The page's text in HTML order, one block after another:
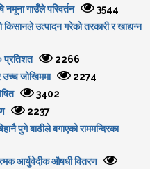
नमूना गाउँले परिवर्तन
3544
उत्पादन गरेको तरकारी र खाद्यन्न
प्रतिशत
2266
उच्च जोखिममा
2274
3402
2237
पुगे बाढीले बगाएको राममन्दिरका
आर्युवेदीक औषधी वितरण